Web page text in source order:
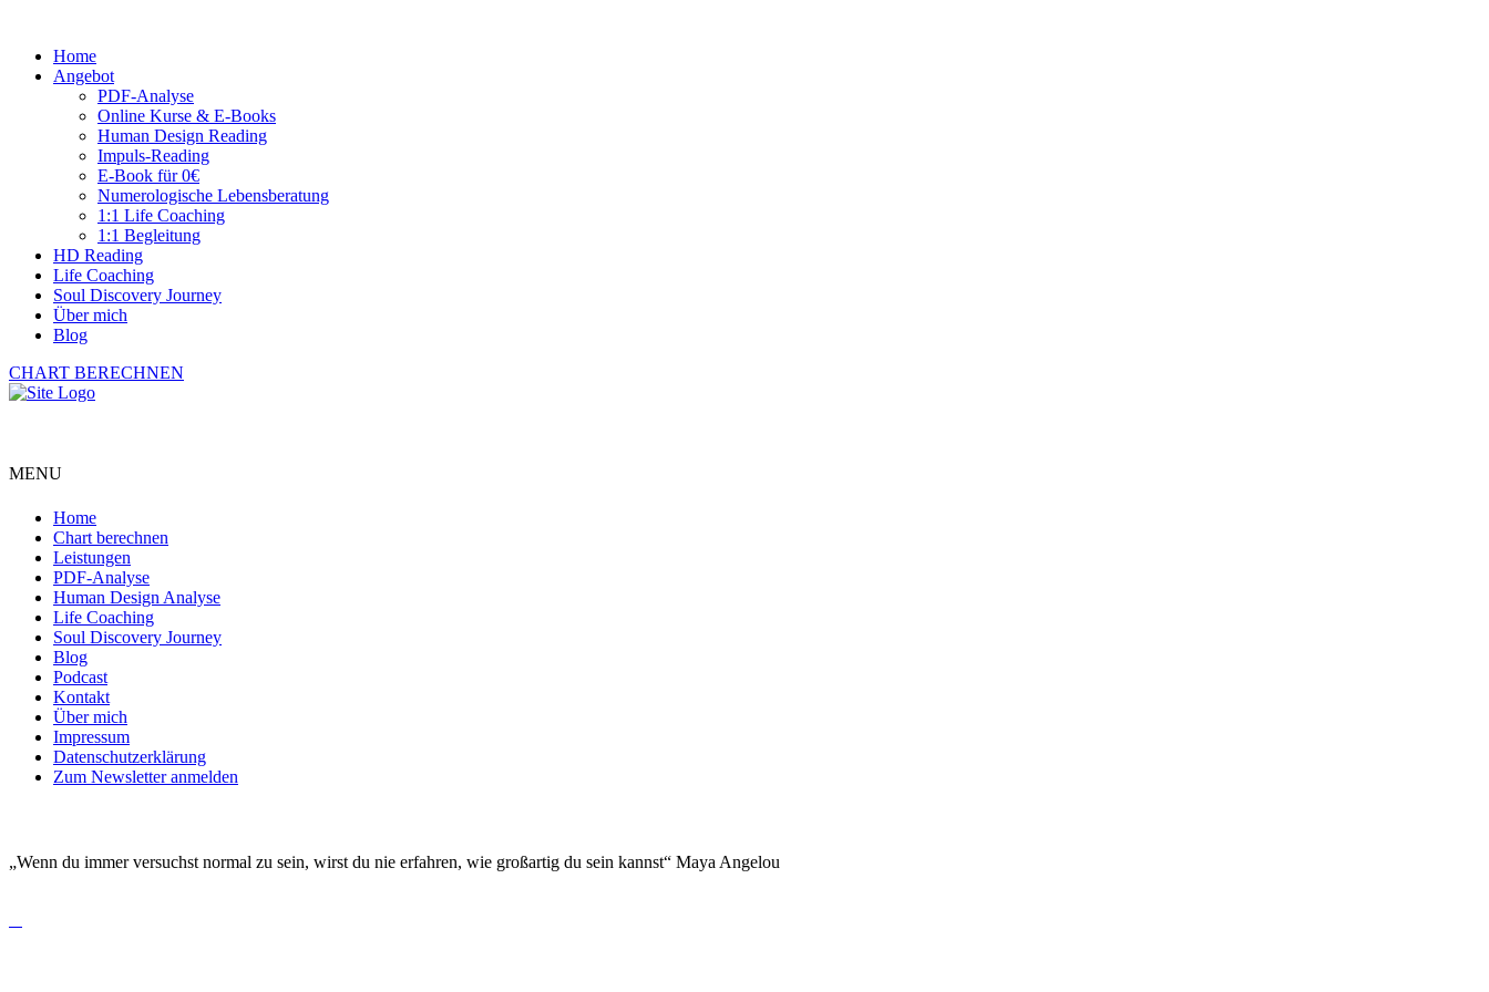
Home
Angebot
PDF-Analyse
Online Kurse & E-Books
Human Design Reading
Impuls-Reading
E-Book für 0€
Numerologische Lebensberatung
1:1 Life Coaching
1:1 Begleitung
HD Reading
Life Coaching
Soul Discovery Journey
Über mich
Blog
CHART BERECHNEN
MENU
Home
Chart berechnen
Leistungen
PDF-Analyse
Human Design Analyse
Life Coaching
Soul Discovery Journey
Blog
Podcast
Kontakt
Über mich
Impressum
Datenschutzerklärung
Zum Newsletter anmelden
„Wenn du immer versuchst normal zu sein, wirst du nie erfahren, wie großartig du sein kannst“ Maya Angelou